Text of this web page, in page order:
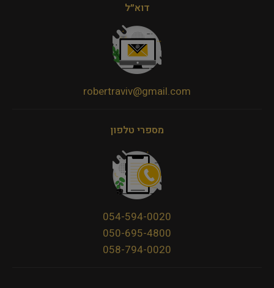
דוא״ל
robertraviv@gmail.com
מספרי טלפון
054-594-0020
050-695-4800
058-794-0020